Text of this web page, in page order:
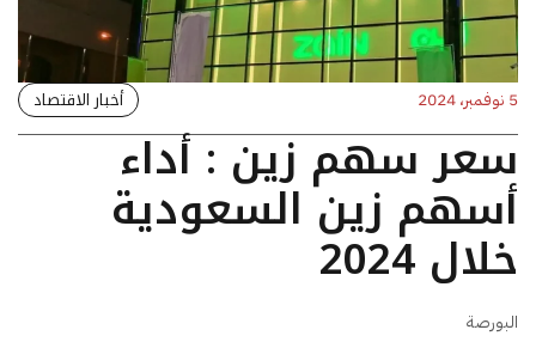
5 نوفمبر، 2024 أخبار الاقتصاد
سعر سهم زين : أداء
أسهم زين السعودية
خلال 2024
البورصة